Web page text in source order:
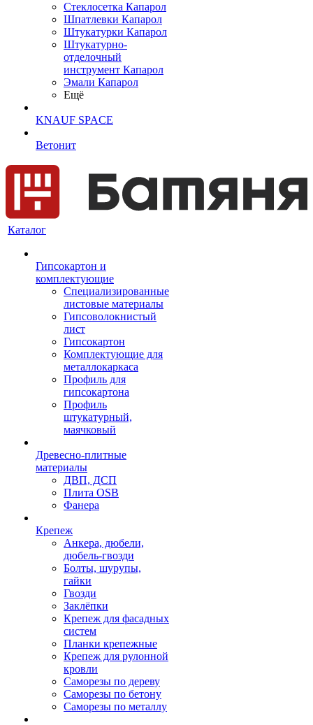
Cтеклосетка Капарол
Шпатлевки Капарол
Штукатурки Капарол
Штукатурно-
отделочный
инструмент Капарол
Эмали Капарол
Ещё
KNAUF SPACE
Ветонит
Каталог
Гипсокартон и
комплектующие
Специализированные
листовые материалы
Гипсоволокнистый
лист
Гипсокартон
Комплектующие для
металлокаркаса
Профиль для
гипсокартона
Профиль
штукатурный,
маячковый
Древесно-плитные
материалы
ДВП, ДСП
Плита OSB
Фанера
Крепеж
Анкера, дюбели,
дюбель-гвозди
Болты, шурупы,
гайки
Гвозди
Заклёпки
Крепеж для фасадных
систем
Планки крепежные
Крепеж для рулонной
кровли
Саморезы по дереву
Саморезы по бетону
Саморезы по металлу